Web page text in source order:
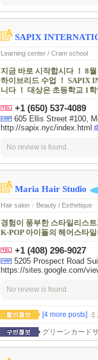
SAPIX
Learning center / Cram school
지금 바로 시작합시다 ！ 8
하이브리드 수업 ！ SAPIX
니다 ！ 대상은 초등학교 1
+1 (650) 537-4089
605 Ellis Street #100,
http://sapix.nyc/index.html
No review is found.
Maria Hair Studio
Hair salon / Beauty / Esthetique
경험이 풍부한 스타일리스
K-POP 아이돌의 헤어스타
+1 (408) 296-9027
5205 Prospect Road
https://sites.google.com/
No review is found.
[4 more posts]
グリーンカード